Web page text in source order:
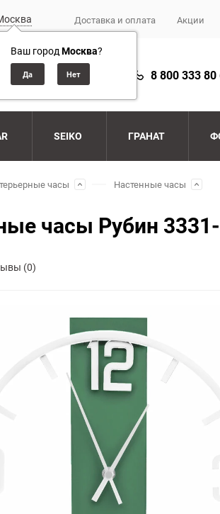
Ваш городМосква?
Доставка и оплата Акции
8 800 333 80
SEIKO ГРАНАТ
часы Настенные часы
часы Рубин
(0)